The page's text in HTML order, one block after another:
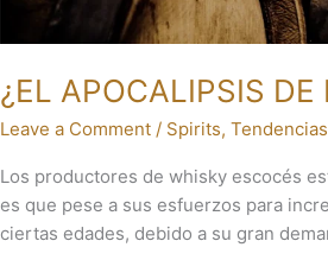
¿EL APOCALIPSIS
Leave a Comment / Spirits,Tendencias
Los productores de whisky escocés
es que pese a sus esfuerzos para
ciertas edades, debido a su gran